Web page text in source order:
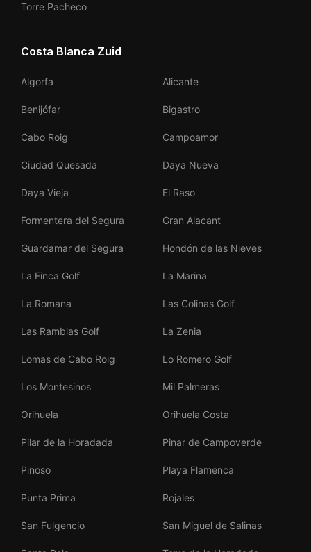
Torre Pacheco
Costa Blanca Zuid
Algorfa Alicante
Benijófar Bigastro
Cabo Roig Campoamor
Ciudad Quesada Daya Nueva
Daya Vieja El Raso
Formentera del Segura Gran Alacant
Guardamar del Segura Hondón de las Nieves
La Finca Golf La Marina
La Romana Las Colinas Golf
Las Ramblas Golf La Zenia
Lomas de Cabo Roig Lo Romero Golf
Los Montesinos Mil Palmeras
Orihuela Orihuela Costa
Pilar de la Horadada Pinar de Campoverde
Pinoso Playa Flamenca
Punta Prima Rojales
San Fulgencio San Miguel de Salinas